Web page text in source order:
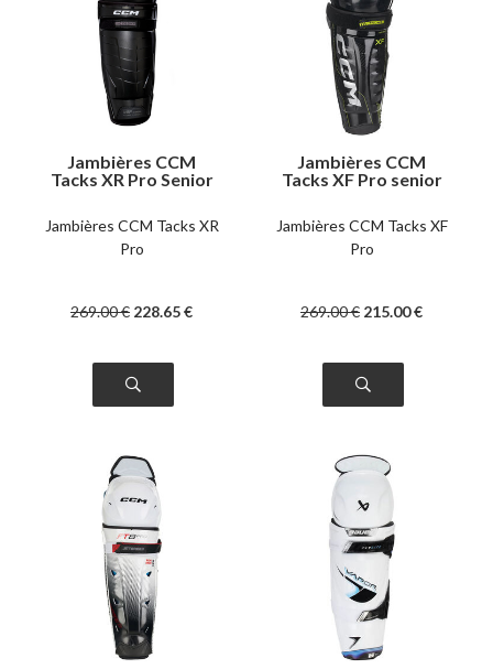
Jambières CCM
Tacks XR Pro Senior
Jambières CCM Tacks XR
Pro
269.00€ 228.65€
Jambières CCM
Tacks XF Pro senior
Jambières CCM Tacks XF
Pro
269.00€ 215.00€